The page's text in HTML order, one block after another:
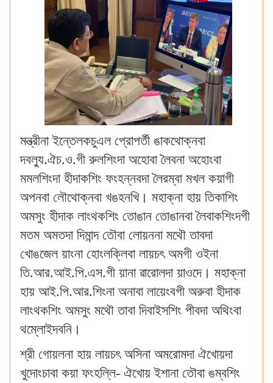
মন্ত্রীনা ইন্তেলকচুএল প্রোপর্তী ঙাকথোক্নবা
দবল্যু.ঐচ.ও.গী রুলশিংদা অহোবা লৈবনা অহোংবা
মমলশিংদা হীদাকশিং ফংহন্নবদা লৈরম্বা মখল কয়াগী
অপনবা লৌথোক্নবা খঙহনখি। মহাক্না হায় তিকাশিং
অমসুং হীদাক লাংথকশিং তোঙান তোঙানবা লৈবাকশিংদগী
মতম অমতদা দিমান্দ তৌবা লোয়ননা মথৌ তাবদা
খোঙজেল য়াংনা হোংলক্লিবা লায়চৎ অমগী ওইনা
তি.আর.আই.পি.এস.গী য়ানা ৱারোলদা য়াওদে। মহাক্না
হায় আই.পি.আর.শিংনা অনাবা লায়েংবগী অরুবা হীদাক
লাংথকশিং অমসুং মথৌ তাবা দিবাইসশিং পীবদা অথিংবা
থম্লোইদবনি।
শ্রী গোয়লনা হায় লায়চৎ অসিনা অমরোমদা ঐখোয়দা
খুদোংচাবা কয়া ফংহল্লি- ঐখোয় ইশানা তৌবা ঙম্বশিং